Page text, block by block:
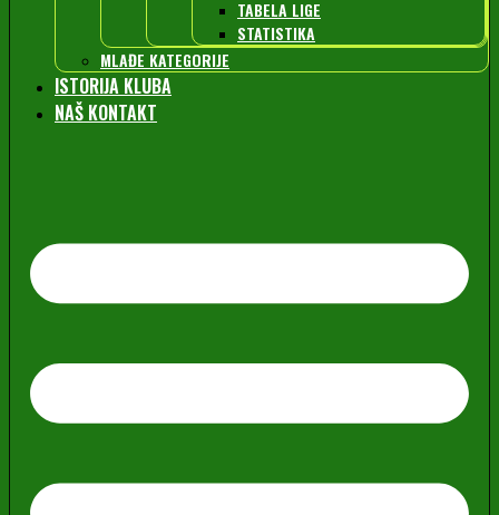
TABELA LIGE
STATISTIKA
MLAĐE KATEGORIJE
ISTORIJA KLUBA
NAŠ KONTAKT